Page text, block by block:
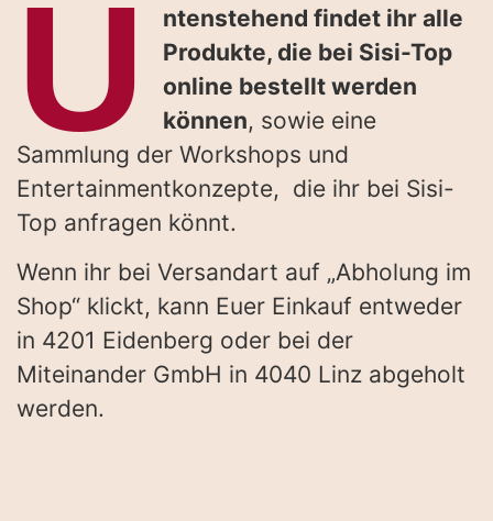
U
ntenstehend findet ihr alle
Produkte, die bei Sisi-Top
online bestellt werden
können, sowie eine
Sammlung der Workshops und
Entertainmentkonzepte, die ihr bei Sisi-
Top anfragen könnt.
Wenn ihr bei Versandart auf „Abholung im
Shop“ klickt, kann Euer Einkauf entweder
in 4201 Eidenberg oder bei der
Miteinander GmbH in 4040 Linz abgeholt
werden.